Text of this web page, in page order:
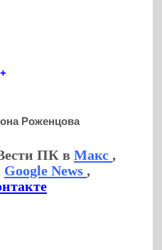
Роженцова
ПК вМакс,
Google News,